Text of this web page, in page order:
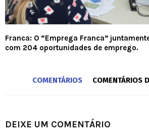
Franca: O “Emprega Franca”
com 204 oportunidades de emprego.
COMENTÁRIOS COMENTÁRIOS
DEIXE UM COMENTÁRIO